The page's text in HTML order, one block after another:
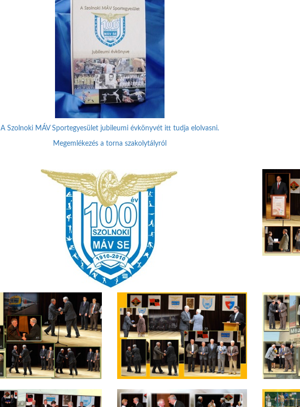
A Szolnoki MÁV Sportegyesület jubileumi évkönyvét itt tudja elolvasni.
Megemlékezés a torna szakolytályról